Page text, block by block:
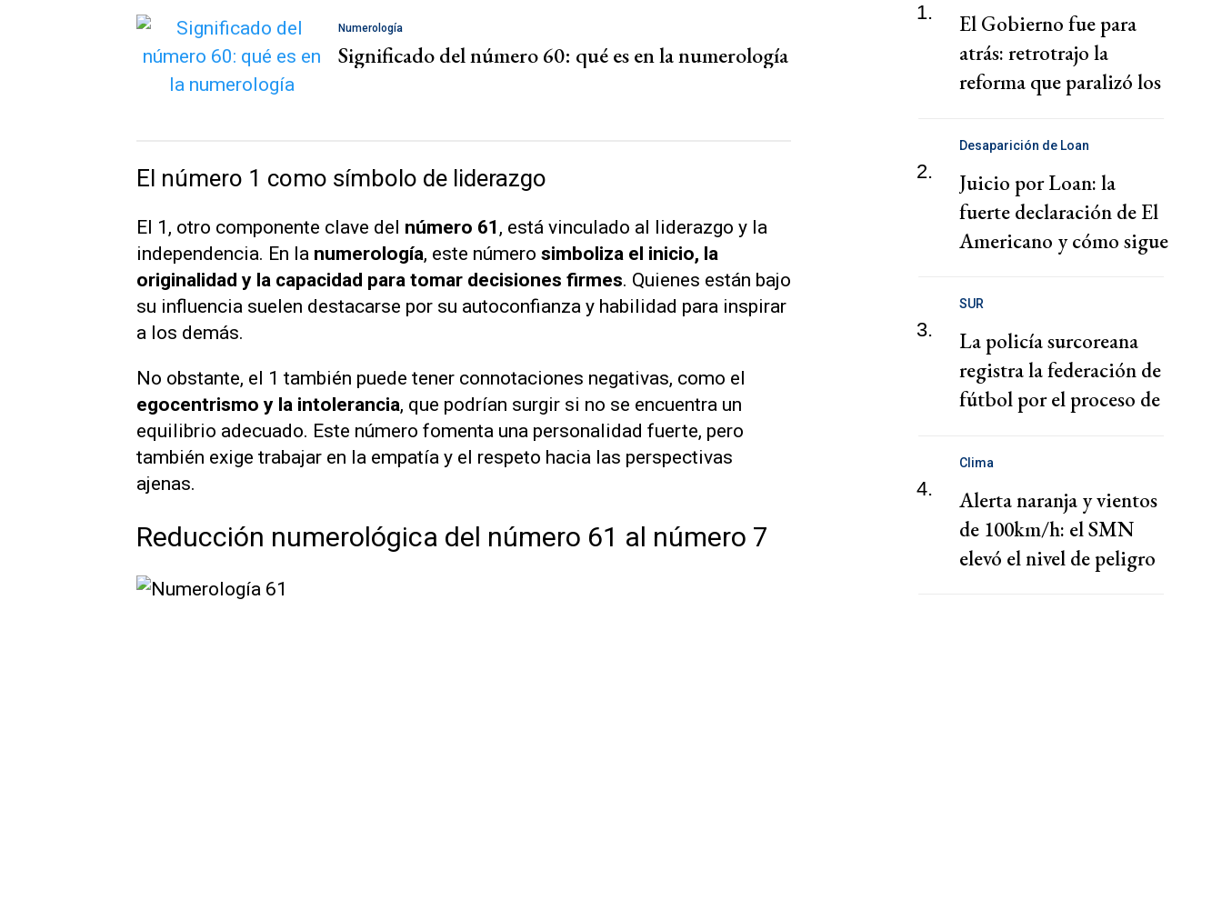
Numerología
Significado del número 60: qué es en la numerología
El número 1 como símbolo de liderazgo
El 1, otro componente clave del número 61 , está vinculado al liderazgo y la
independencia. En la numerología, este número simboliza el inicio, la
originalidad y la capacidad para tomar decisiones firmes. Quienes están bajo
su influencia suelen destacarse por su autoconfianza y habilidad para inspirar
a los demás.
No obstante, el 1 también puede tener connotaciones negativas, como el
egocentrismo y la intolerancia, que podrían surgir si no se encuentra un
equilibrio adecuado. Este número fomenta una personalidad fuerte, pero
también exige trabajar en la empatía y el respeto hacia las perspectivas
ajenas.
Reducción numerológica del número 61 al número 7
1.
El Gobierno fue para
atrás: retrotrajo la
reforma que paralizó los
2.
Desaparición de Loan
Juicio por Loan: la
fuerte declaración de El
Americano y cómo sigue
3.
SUR
La policía surcoreana
registra la federación de
fútbol por el proceso de
4.
Clima
Alerta naranja y vientos
de 100km/h: el SMN
elevó el nivel de peligro